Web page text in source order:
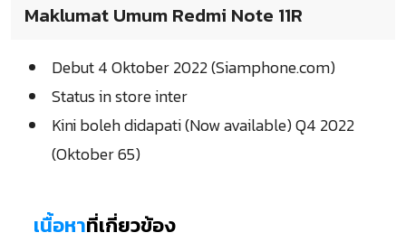
Maklumat Umum Redmi Note 11R
Debut 4 Oktober 2022 (Siamphone.com)
Status in store inter
Kini boleh didapati (Now available) Q4 2022
(Oktober 65)
เนื้อหาที่เกี่ยวข้อง